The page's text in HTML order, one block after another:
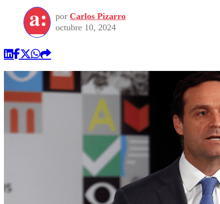
por Carlos Pizarro
octubre 10, 2024